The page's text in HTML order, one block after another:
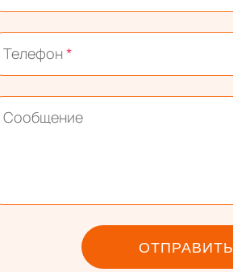
Телефон*
Сообщение
ОТПРАВИТЬ